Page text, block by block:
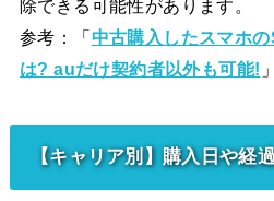
除できる可能性があります。
参考：「中古購入したスマホ
は? auだけ契約者以外も可能! 」
【キャリア別】購入日や経